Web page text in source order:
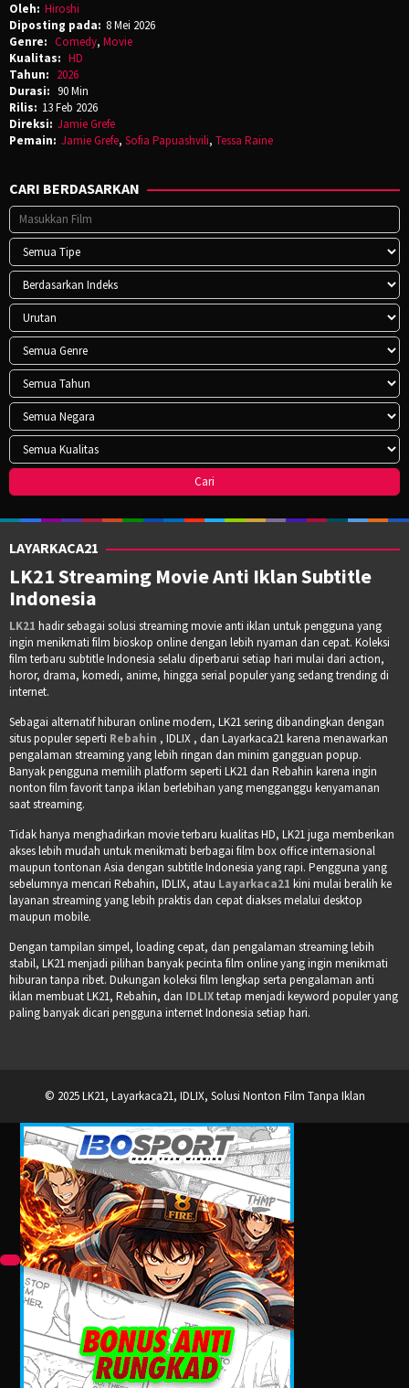
Oleh: Hiroshi
Diposting pada: 8 Mei 2026
Genre: Comedy, Movie
Kualitas: HD
Tahun: 2026
Durasi: 90 Min
Rilis: 13 Feb 2026
Direksi: Jamie Grefe
Pemain: Jamie Grefe, Sofia Papuashvili, Tessa Raine
CARI BERDASARKAN
LAYARKACA21
LK21 Streaming Movie Anti Iklan Subtitle
Indonesia
LK21 hadir sebagai solusi streaming movie anti iklan untuk pengguna yang
ingin menikmati film bioskop online dengan lebih nyaman dan cepat. Koleksi
film terbaru subtitle Indonesia selalu diperbarui setiap hari mulai dari action,
horor, drama, komedi, anime, hingga serial populer yang sedang trending di
internet.
Sebagai alternatif hiburan online modern, LK21 sering dibandingkan dengan
situs populer seperti Rebahin , IDLIX , dan Layarkaca21 karena menawarkan
pengalaman streaming yang lebih ringan dan minim gangguan popup.
Banyak pengguna memilih platform seperti LK21 dan Rebahin karena ingin
nonton film favorit tanpa iklan berlebihan yang mengganggu kenyamanan
saat streaming.
Tidak hanya menghadirkan movie terbaru kualitas HD, LK21 juga memberikan
akses lebih mudah untuk menikmati berbagai film box office internasional
maupun tontonan Asia dengan subtitle Indonesia yang rapi. Pengguna yang
sebelumnya mencari Rebahin, IDLIX, atau Layarkaca21 kini mulai beralih ke
layanan streaming yang lebih praktis dan cepat diakses melalui desktop
maupun mobile.
Dengan tampilan simpel, loading cepat, dan pengalaman streaming lebih
stabil, LK21 menjadi pilihan banyak pecinta film online yang ingin menikmati
hiburan tanpa ribet. Dukungan koleksi film lengkap serta pengalaman anti
iklan membuat LK21, Rebahin, dan IDLIXtetap menjadi keyword populer yang
paling banyak dicari pengguna internet Indonesia setiap hari.
© 2025 LK21, Layarkaca21, IDLIX, Solusi Nonton Film Tanpa Iklan